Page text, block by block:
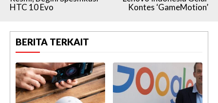
HTC 10 Evo
Kontes ‘GameMotion’
BERITA TERKAIT